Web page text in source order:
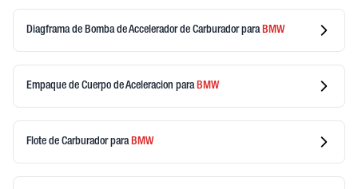
Diagframa de Bomba de Accelerador de Carburadorpara BMW
Empaque de Cuerpo de Aceleracion para BMW
Flote de Carburadorpara BMW